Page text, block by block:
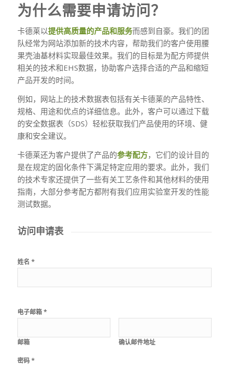
为什么需要申请访问？
卡德莱以提供高质量的产品和服务而感到自豪。我们的团
队经常为网站添加新的技术内容，帮助我们的客户使用腰
果壳油基材料实现最佳效果。我们的目标是为配方师提供
相关的技术和EHS数据，协助客户选择合适的产品和缩短
产品开发的时间。
例如，网站上的技术数据表包括有关卡德莱的产品特性、
规格、用途和优点的详细信息。此外，客户可以通过下载
的安全数据表（SDS）轻松获取我们产品使用的环境、健
康和安全建议。
卡德莱还为客户提供了产品的参考配方，它们的设计目的
是在规定的固化条件下满足特定应用的要求。此外，我们
的技术专家还提供了一些有关工艺条件和其他材料的使用
指南，大部分参考配方都附有我们应用实验室开发的性能
测试数据。
访问申请表
姓名 *
电子邮箱*
邮箱 确认邮件地址
密码*